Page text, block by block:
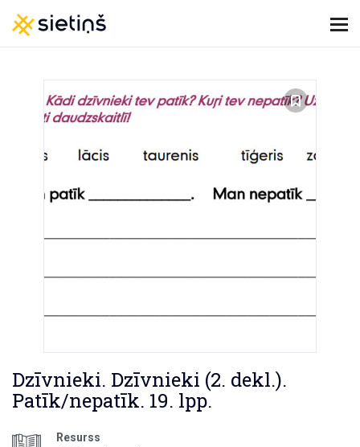
Dzīvnieki. Dzīvnieki (2. dekl.).
Patīk/nepatīk. 19. lpp.
Resurss